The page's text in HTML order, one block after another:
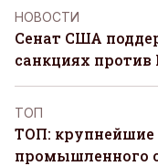
НОВОСТИ
Сенат США
санкциях против
ТОП
ТОП:
промышленного